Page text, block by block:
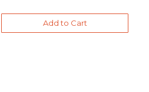
Add to Cart